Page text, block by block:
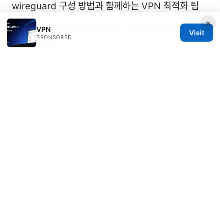
wireguard 구성 방법과 함께하는 VPN 최적화 팁
2026年中国大陆vpn推荐：安全稳定翻墙指南
与最佳选择
×
VPN
SPONSORED
Visit